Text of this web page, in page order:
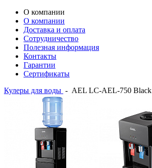
О компании
О компании
Доставка и оплата
Сотрудничество
Полезная информация
Контакты
Гарантии
Сертификаты
Кулеры для воды - AEL LC-AEL-750 Black